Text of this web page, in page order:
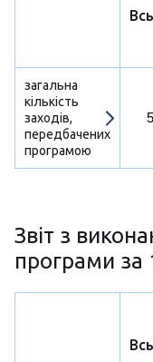
загальна
кількість
заходів,
передбачених
програмою
Звіт з
програми за